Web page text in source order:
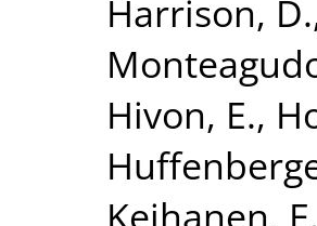
Harrison, D.
Hivon, E.,
Keihanen, E.